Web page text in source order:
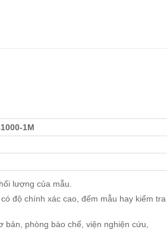
1M
lượng của mẫu.
độ chính xác cao, đếm mẫu hay kiểm tra
phòng bào chế, viện nghiện cứu,